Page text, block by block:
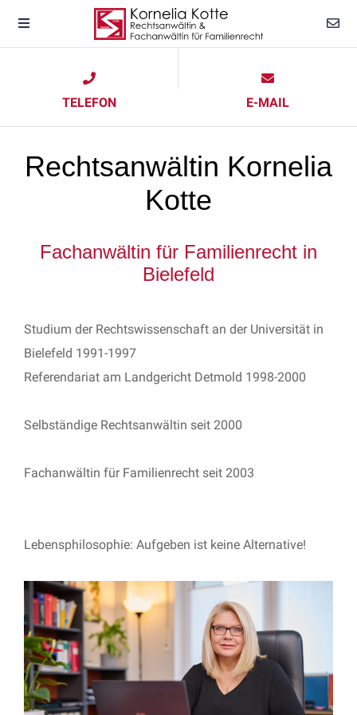
TELEFON E-MAIL
Rechtsanwältin Kornelia
Kotte
Fachanwältin für Familienrecht in
Bielefeld
Studium der Rechtswissenschaft an der Universität in
Bielefeld 1991-1997
Referendariat am Landgericht Detmold 1998-2000
Selbständige Rechtsanwältin seit 2000
Fachanwältin für Familienrecht seit 2003
Lebensphilosophie: Aufgeben ist keine Alternative!